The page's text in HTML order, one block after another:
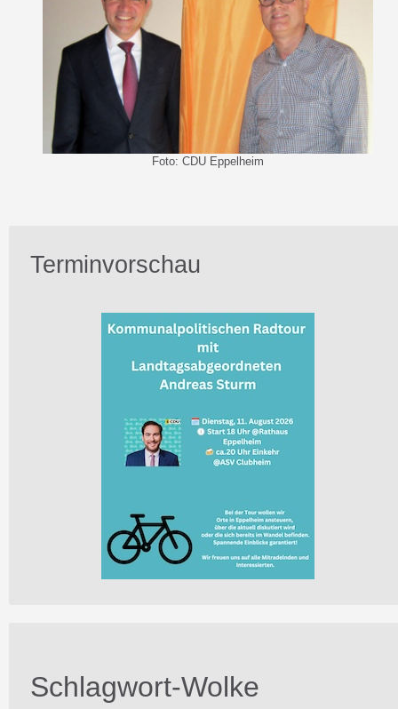
Foto: CDU Eppelheim
Terminvorschau
Schlagwort-Wolke